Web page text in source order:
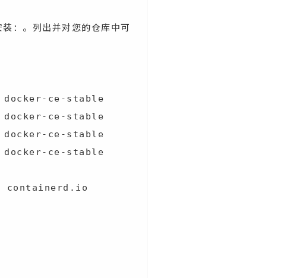
：。列出并对您的仓库中可
ce-stable
ce-stable
ce-stable
ce-stable
containerd.io